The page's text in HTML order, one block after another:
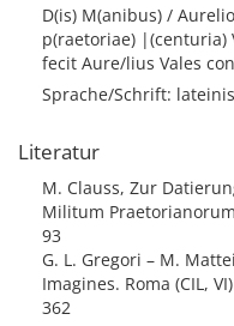
D(is) M(anibus) /
p(raetoriae) |(centuria)
fecit Aure/lius Vales
Sprache/Schrift:
Literatur
M. Clauss, Zur
Militum
93
G. L. Gregori – M.
Imagines. Roma (CIL,
362